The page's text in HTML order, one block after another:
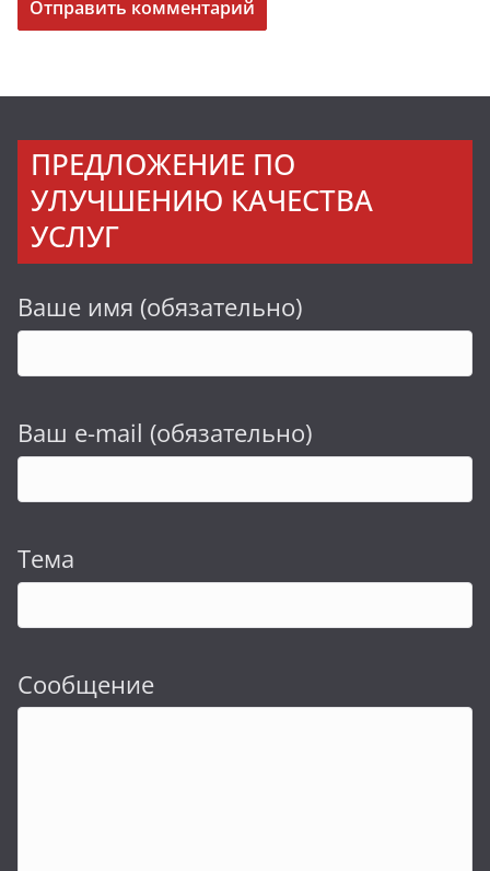
ПРЕДЛОЖЕНИЕ ПО
УЛУЧШЕНИЮ КАЧЕСТВА
УСЛУГ
Ваше имя (обязательно)
Ваш e-mail (обязательно)
Тема
Сообщение